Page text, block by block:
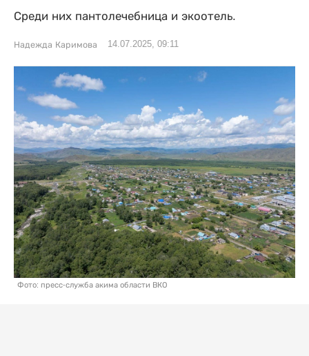
Среди них пантолечебница и экоотель.
Надежда Каримова 14.07.2025, 09:11
Фото: пресс-служба акима области ВКО